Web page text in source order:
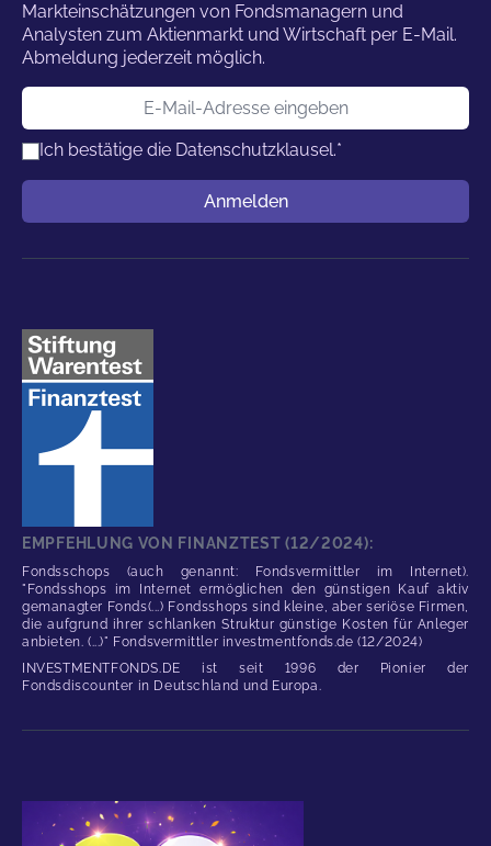
Markteinschätzungen von Fondsmanagern und
Analysten zum Aktienmarkt und Wirtschaft per E-Mail.
Abmeldung jederzeit möglich.
E-Mail-Adresse
Ich bestätige die Datenschutzklausel.*
Anmelden
EMPFEHLUNG VON FINANZTEST (12/2024):
Fondsschops (auch genannt: Fondsvermittler im Internet).
"Fondsshops im Internet ermöglichen den günstigen Kauf aktiv
gemanagter Fonds(...) Fondsshops sind kleine, aber seriöse Firmen,
die aufgrund ihrer schlanken Struktur günstige Kosten für Anleger
anbieten. (...)" Fondsvermittler investmentfonds.de (12/2024)
INVESTMENTFONDS.DE ist seit 1996 der Pionier der
Fondsdiscounter in Deutschland und Europa.